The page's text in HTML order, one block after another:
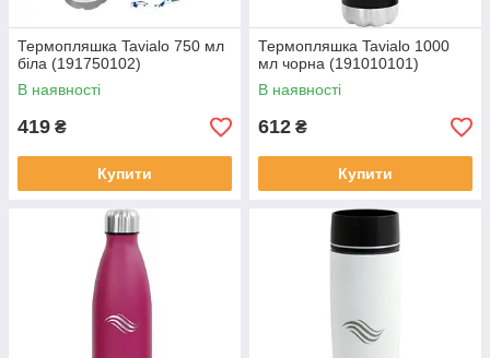
Термопляшка Tavialo 750 мл
біла (191750102)
В наявності
419 ₴
Купити
Термопляшка Tavialo 1000
мл чорна (191010101)
В наявності
612 ₴
Купити